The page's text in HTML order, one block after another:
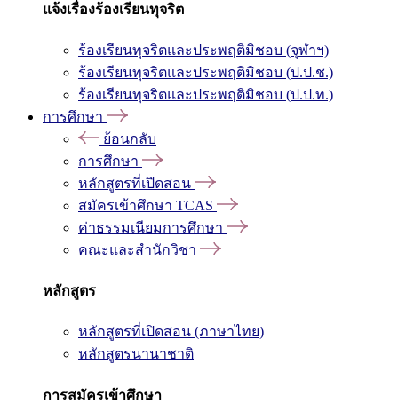
แจ้งเรื่องร้องเรียนทุจริต
ร้องเรียนทุจริตและประพฤติมิชอบ (จุฬาฯ)
ร้องเรียนทุจริตและประพฤติมิชอบ (ป.ป.ช.)
ร้องเรียนทุจริตและประพฤติมิชอบ (ป.ป.ท.)
การศึกษา
ย้อนกลับ
การศึกษา
หลักสูตรที่เปิดสอน
สมัครเข้าศึกษา TCAS
ค่าธรรมเนียมการศึกษา
คณะและสำนักวิชา
หลักสูตร
หลักสูตรที่เปิดสอน (ภาษาไทย)
หลักสูตรนานาชาติ
การสมัครเข้าศึกษา